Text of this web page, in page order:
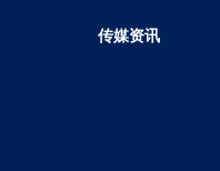
传媒资讯